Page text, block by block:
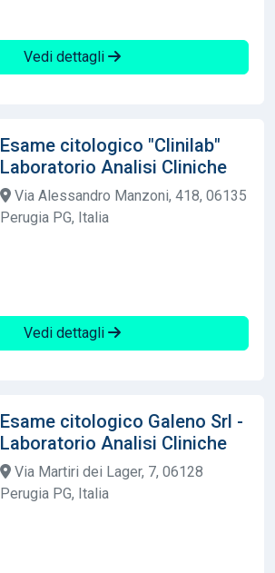
Vedi dettagli
Esame citologico "Clinilab"
Laboratorio Analisi Cliniche
Via Alessandro Manzoni, 418, 06135
Perugia PG, Italia
Vedi dettagli
Esame citologico Galeno Srl -
Laboratorio Analisi Cliniche
Via Martiri dei Lager, 7, 06128
Perugia PG, Italia